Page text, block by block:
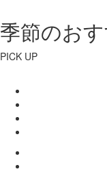
季節のお
PICK UP